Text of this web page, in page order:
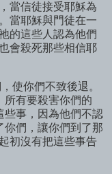
當信徒接受耶穌為
當耶穌與門徒在一
的這些人認為他們
會殺死那些相信耶
使你們不致後退。
所有要殺害你們的
些事，因為他們不認
你們，讓你們到了那
初沒有把這些事告